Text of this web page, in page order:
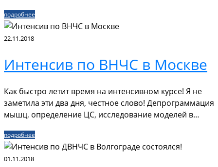
подробнее
22.11.2018
Интенсив по ВНЧС в Москве
Как быстро летит время на интенсивном курсе! Я не
заметила эти два дня, честное слово! Депрограммация
мышц, определение ЦС, исследование моделей в…
подробнее
01.11.2018